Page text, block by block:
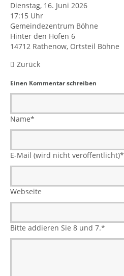
Dienstag, 16. Juni 2026
17:15 Uhr
Gemeindezentrum Böhne
Hinter den Höfen 6
14712 Rathenow, Ortsteil Böhne
Zurück
Einen Kommentar schreiben
Name*
E-Mail (wird nicht veröffentlicht)*
Webseite
Bitte addieren Sie 8 und 7.*